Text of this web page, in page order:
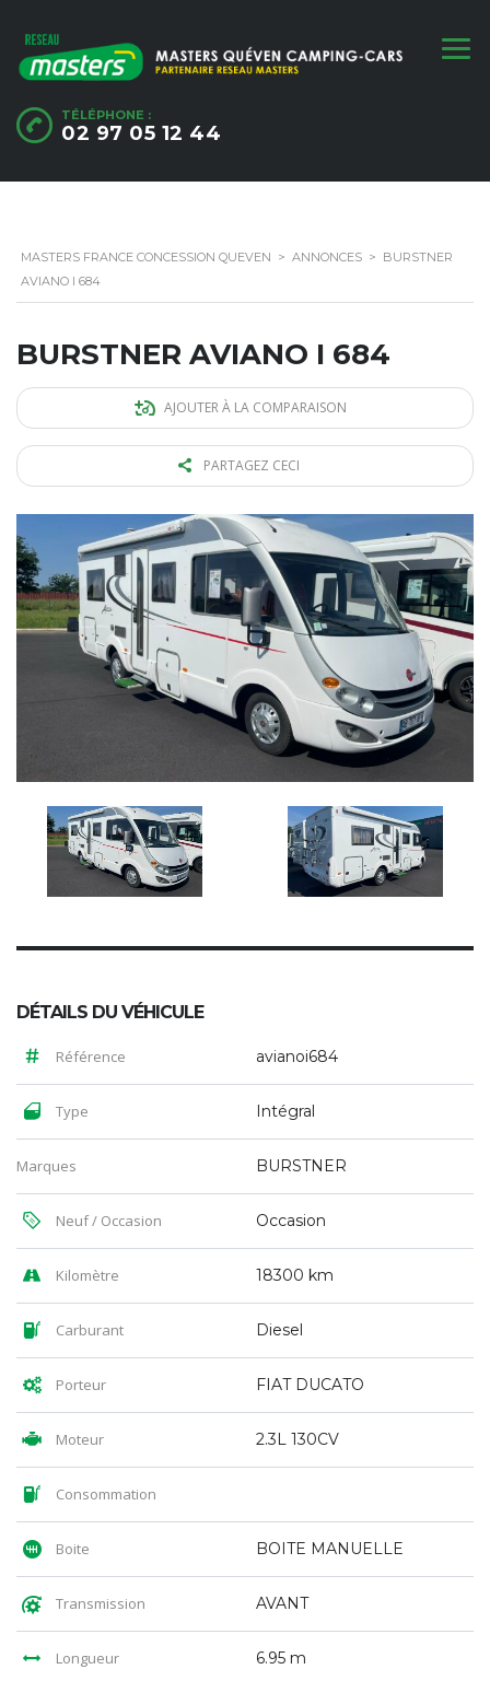
TÉLÉPHONE :
02 97 05 12 44
MASTERS FRANCE CONCESSION QUEVEN > ANNONCES > BURSTNER
AVIANO I 684
BURSTNER AVIANO I 684
AJOUTER À LA COMPARAISON
PARTAGEZ CECI
DÉTAILS DU VÉHICULE
Référence avianoi684
Type Intégral
Marques BURSTNER
Neuf / Occasion Occasion
Kilomètre 18300 km
Carburant Diesel
Porteur FIAT DUCATO
Moteur 2.3L 130CV
Consommation
Boite BOITE MANUELLE
Transmission AVANT
Longueur 6.95 m